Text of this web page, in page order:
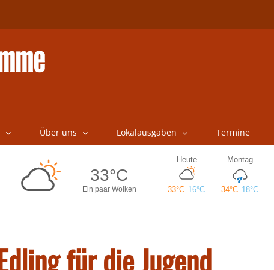
Über uns Lokalausgaben Termine
für die Jugend